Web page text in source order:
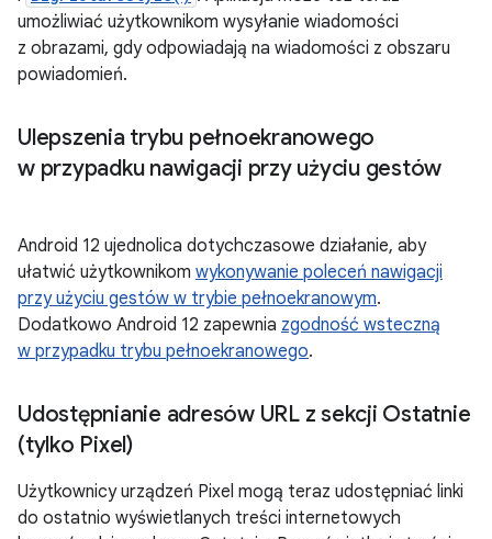
umożliwiać użytkownikom wysyłanie wiadomości
z obrazami, gdy odpowiadają na wiadomości z obszaru
powiadomień.
Ulepszenia trybu pełnoekranowego
w przypadku nawigacji przy użyciu gestów
Android 12 ujednolica dotychczasowe działanie, aby
ułatwić użytkownikom wykonywanie poleceń nawigacji
przy użyciu gestów w trybie pełnoekranowym.
Dodatkowo Android 12 zapewnia zgodność wsteczną
w przypadku trybu pełnoekranowego.
Udostępnianie adresów URL z sekcji Ostatnie
(tylko Pixel)
Użytkownicy urządzeń Pixel mogą teraz udostępniać linki
do ostatnio wyświetlanych treści internetowych